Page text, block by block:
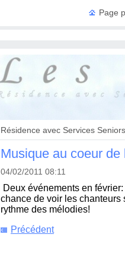
Résidence avec Services
Musique au coeur de
04/02/2011 08:11
Deux événements en
chance de voir les
rythme des mélodies!
Précédent
Page